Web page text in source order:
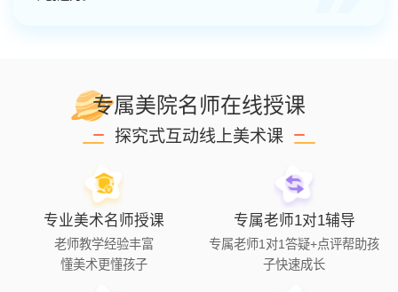
专属美院名师在线授课
探究式互动线上美术课
专业美术名师授课
老师教学经验丰富
懂美术更懂孩子
专属老师1对1辅导
专属老师1对1答疑+点评帮助孩
子快速成长